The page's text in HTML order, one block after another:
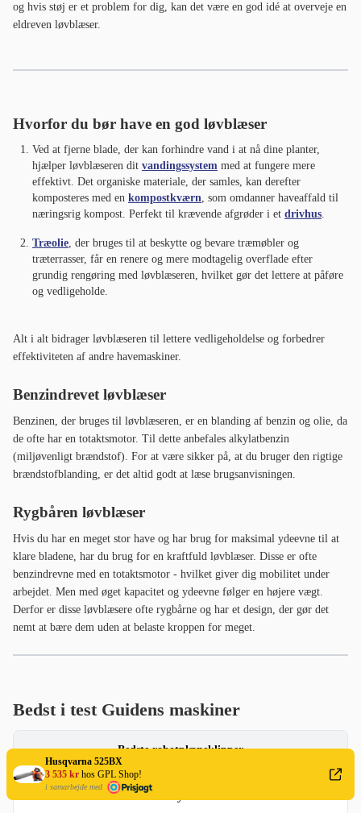
Husqvarna 525BX
3 535 kr hos GPL Shop!
i samarbejde med
og hvis støj er et problem for dig, kan det være en god idé at overveje en
eldreven løvblæser.
Hvorfor du bør have en god løvblæser
Ved at fjerne blade, der kan forhindre vand i at nå dine planter,
hjælper løvblæseren dit vandingssystem med at fungere mere
effektivt. Det organiske materiale, der samles, kan derefter
komposteres med en kompostkværn, som omdanner haveaffald til
næringsrig kompost. Perfekt til krævende afgrøder i et drivhus.
Træolie, der bruges til at beskytte og bevare træmøbler og
træterrasser, får en renere og mere modtagelig overflade efter
grundig rengøring med løvblæseren, hvilket gør det lettere at påføre
og vedligeholde.
Alt i alt bidrager løvblæseren til lettere vedligeholdelse og forbedrer
effektiviteten af andre havemaskiner.
Benzindrevet løvblæser
Benzinen, der bruges til løvblæseren, er en blanding af benzin og olie, da
de ofte har en totaktsmotor. Til dette anbefales alkylatbenzin
(miljøvenligt brændstof). For at være sikker på, at du bruger den rigtige
brændstofblanding, er det altid godt at læse brugsanvisningen.
Rygbåren løvblæser
Hvis du har en meget stor have og har brug for maksimal ydeevne til at
klare bladene, har du brug for en kraftfuld løvblæser. Disse er ofte
benzindrevne med en totaktsmotor - hvilket giver dig mobilitet under
arbejdet. Men med øget kapacitet og ydeevne følger en højere vægt.
Derfor er disse løvblæsere ofte rygbårne og har et design, der gør det
nemt at bære dem uden at belaste kroppen for meget.
Bedst i test Guidens maskiner
Bedste robotplæneklipper
Bedste symaskine